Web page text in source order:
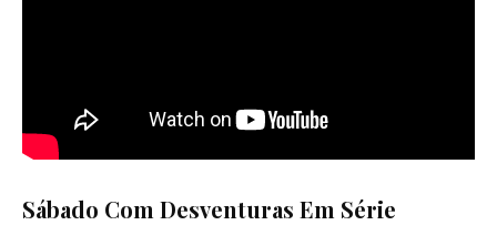
Sábado Com Desventuras Em Série